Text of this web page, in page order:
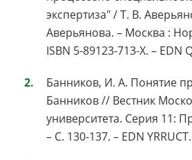
экспертиза" / Т. В.
Аверьянова. – Москва :
ISBN 5-89123-713-X. – EDN
Банников, И. А. Понятие
Банников // Вестник
университета. Серия 11:
– С. 130-137. – EDN YRRUCT.